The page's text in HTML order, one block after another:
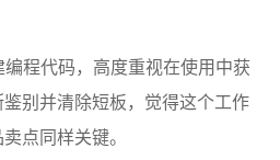
编程代码，高度重视在使用中获
别并清除短板，觉得这个工作
点同样关键。